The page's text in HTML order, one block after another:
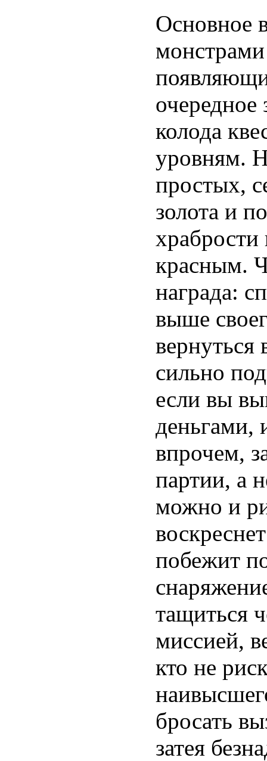
Основное
очередное
колода
уровням.
простых,
золота и
красным.
награда:
выше
вернуться
сильно
если вы
деньгами,
впрочем,
партии, а
можно и
побежит
тащиться
миссией,
кто не
бросать
затея